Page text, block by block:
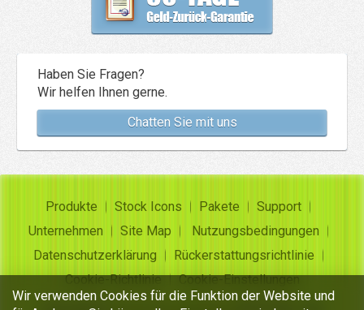
Haben Sie Fragen?
Wir helfen Ihnen gerne.
Chatten Sie mit uns
Produkte Stock Icons Pakete
Support
Unternehmen
Site Map
Nutzungsbedingungen
Datenschutzerklärung
Rückerstattungsrichtlinie
Cookie-Richtlinie
Cookie-Einstellungen
Wir verwenden Cookies für die Funktion der Website und